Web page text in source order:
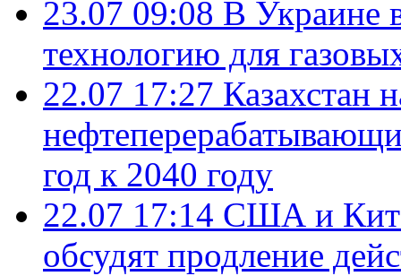
23.07 09:08 В Украине
технологию для
22.07 17:27 Казахстан
год к 2040 году
22.07 17:14 США и
обсудят продление